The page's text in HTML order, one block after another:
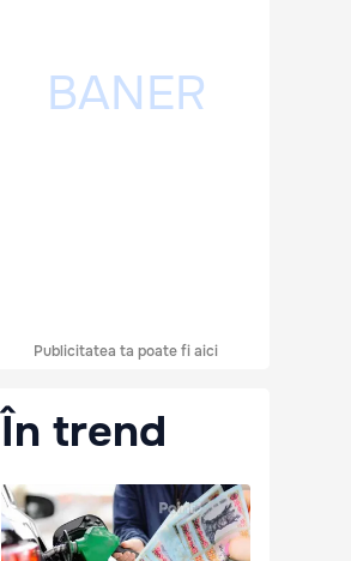
Publicitatea ta poate fi aici
În trend